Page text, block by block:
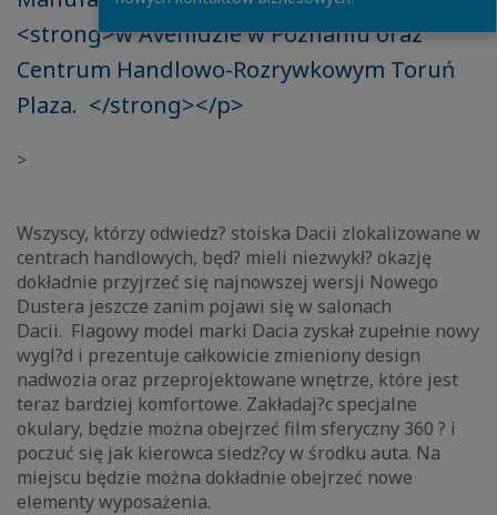
<strong>w Avenidzie w Poznaniu oraz
Centrum Handlowo-Rozrywkowym Toruń
Plaza. </strong></p>
>
Wszyscy, którzy odwiedz? stoiska Dacii zlokalizowane w
centrach handlowych, będ? mieli niezwykł? okazję
dokładnie przyjrzeć się najnowszej wersji Nowego
Dustera jeszcze zanim pojawi się w salonach
Dacii. Flagowy model marki Dacia zyskał zupełnie nowy
wygl?d i prezentuje całkowicie zmieniony design
nadwozia oraz przeprojektowane wnętrze, które jest
teraz bardziej komfortowe. Zakładaj?c specjalne
okulary, będzie można obejrzeć film sferyczny 360 ? i
poczuć się jak kierowca siedz?cy w środku auta. Na
miejscu będzie można dokładnie obejrzeć nowe
elementy wyposażenia.